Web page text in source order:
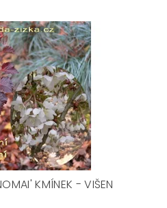
KMÍNEK - VIŠEN